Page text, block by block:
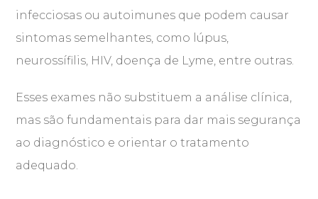
infecciosas ou autoimunes que podem causar
sintomas semelhantes, como lúpus,
neurossífilis, HIV, doença de Lyme, entre outras.
Esses exames não substituem a análise clínica,
mas são fundamentais para dar mais segurança
ao diagnóstico e orientar o tratamento
adequado.